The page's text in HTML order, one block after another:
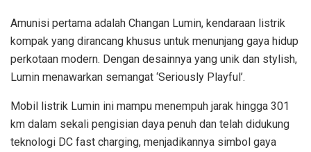
Amunisi pertama adalah Changan Lumin, kendaraan listrik
kompak yang dirancang khusus untuk menunjang gaya hidup
perkotaan modern. Dengan desainnya yang unik dan stylish,
Lumin menawarkan semangat ‘Seriously Playful’.
Mobil listrik Lumin ini mampu menempuh jarak hingga 301
km dalam sekali pengisian daya penuh dan telah didukung
teknologi DC fast charging, menjadikannya simbol gaya